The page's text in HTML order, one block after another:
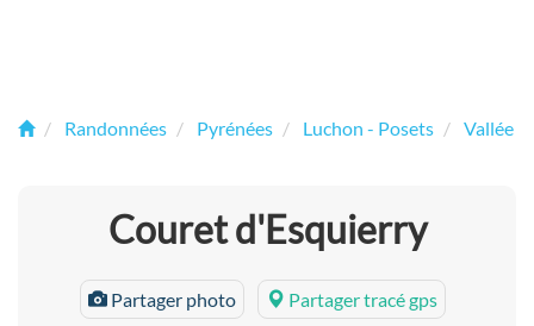
Randonnées Pyrénées Luchon - Posets Vallée
Couret d'Esquierry
Partager photo Partager tracé gps